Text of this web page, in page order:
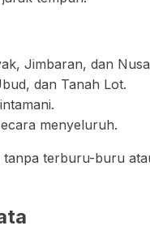
Jimbaran, dan
dan Tanah Lot.
menyeluruh.
tanpa terburu-buru